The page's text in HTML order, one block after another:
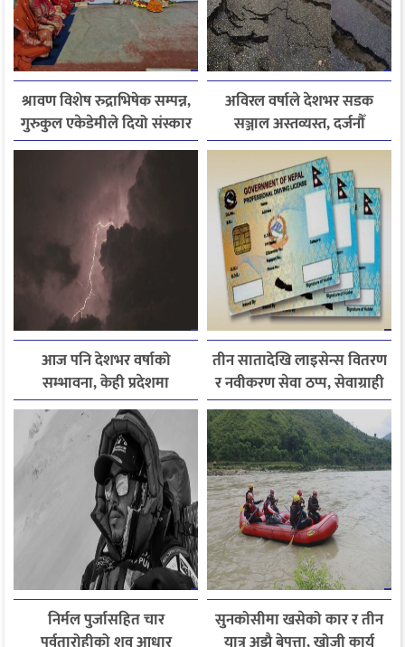
श्रावण विशेष रुद्राभिषेक सम्पन्न,
गुरुकुल एकेडेमीले दियो संस्कार
र नैतिक शिक्षाको सन्देश
अविरल वर्षाले देशभर सडक
सञ्जाल अस्तव्यस्त, दर्जनौँ
राजमार्ग अवरुद्ध
आज पनि देशभर वर्षाको
सम्भावना, केही प्रदेशमा
भारीदेखि धेरै भारी वर्षा हुने
चेतावनी
तीन सातादेखि लाइसेन्स वितरण
र नवीकरण सेवा ठप्प, सेवाग्राही
सास्तीमा
निर्मल पुर्जासहित चार
सुनकोसीमा खसेको कार र तीन